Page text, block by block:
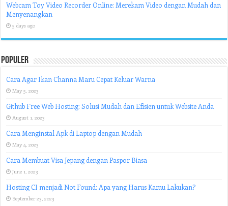
Webcam Toy Video Recorder Online: Merekam Video dengan Mudah dan
Menyenangkan
5 days ago
Populer
Cara Agar Ikan Channa Maru Cepat Keluar Warna
May 5, 2023
Github Free Web Hosting: Solusi Mudah dan Efisien untuk Website Anda
August 1, 2023
Cara Menginstal Apk di Laptop dengan Mudah
May 4, 2023
Cara Membuat Visa Jepang dengan Paspor Biasa
June 1, 2023
Hosting CI menjadi Not Found: Apa yang Harus Kamu Lakukan?
September 23, 2023